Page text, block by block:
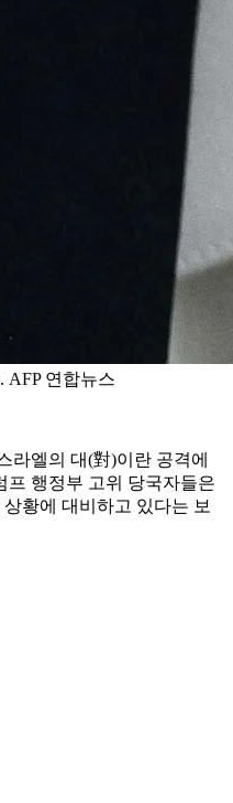
AFP 연합뉴스
라엘의 대(對)이란 공격에
프 행정부 고위 당국자들은
황에 대비하고 있다는 보